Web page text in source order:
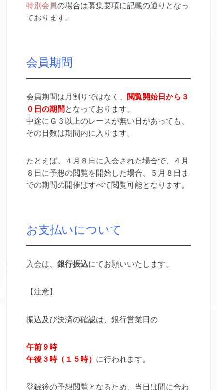
特別会員の場合は募集要項に記載の通りとなっ
ております。
会員期間
会員期間は月割りではなく、 閲覧開始日から３
０日の期間 となっております。
中途にＧ３以上のレースが無い日があっても、
その日数は期間内に入ります。
たとえば、４月８日に入会された場合で、４月
８日に予想の閲覧を開始した場合、５月８日ま
での期間の開催はすべて閲覧可能となります。
お支払いについて
入会は、銀行振込にてお願いいたします。
【注意】
振込及び決済の確認は、銀行営業日の
午前９時
午後３時（１５時） に行われます。
登録後の予想閲覧となるため、当日は間に合わ